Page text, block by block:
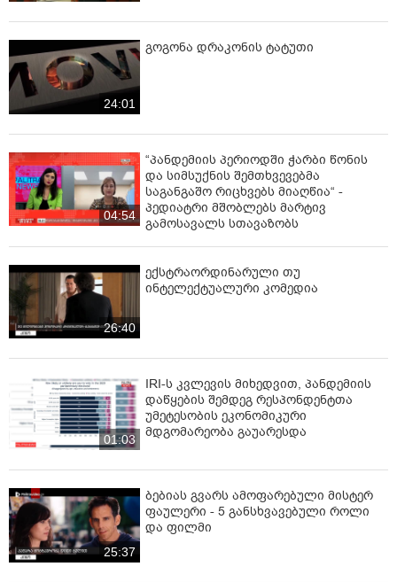
24:01
გოგონა დრაკონის ტატუთი
04:54
“პანდემიის პერიოდში ჭარბი წონის
და სიმსუქნის შემთხვევებმა
საგანგაშო რიცხვებს მიაღწია“ -
პედიატრი მშობლებს მარტივ
გამოსავალს სთავაზობს
26:40
ექსტრაორდინარული თუ
ინტელექტუალური კომედია
01:03
IRI-ს კვლევის მიხედვით, პანდემიის
დაწყების შემდეგ რესპონდენტთა
უმეტესობის ეკონომიკური
მდგომარეობა გაუარესდა
25:37
ბებიას გვარს ამოფარებული მისტერ
ფაულერი - 5 განსხვავებული როლი
და ფილმი